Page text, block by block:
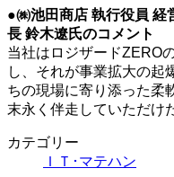
●㈱池田商店 執行役員 経
長 鈴木遼氏のコメント
当社はロジザードZERO
し、それが事業拡大の起
ちの現場に寄り添った柔
末永く伴走していただけ
カテゴリー
ＩＴ･マテハン